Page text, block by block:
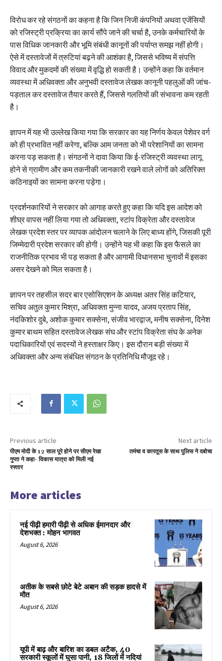
विरोध कर रहे संगठनों का कहना है कि जिन निजी कंपनियों अथवा एजेंसियों
को रजिस्ट्री प्रक्रिया का कार्य सौंपे जाने की चर्चा है, उनके कर्मचारियों के
पास विधिक जानकारी और भूमि संबंधी कानूनों की पर्याप्त समझ नहीं होगी।
ऐसे में दस्तावेजों में त्रुटियां बढ़ने की आशंका है, जिससे भविष्य में संपत्ति
विवाद और मुकदमों की संख्या में वृद्धि हो सकती है। उन्होंने कहा कि वर्तमान
व्यवस्था में अधिवक्ता और अनुभवी दस्तावेज लेखक कानूनी पहलुओं की जांच-
पड़ताल कर दस्तावेज तैयार करते हैं, जिससे गलतियों की संभावना कम रहती
है।
ज्ञापन में यह भी उल्लेख किया गया कि सरकार का यह निर्णय केवल पेशेवर वर्ग
को ही प्रभावित नहीं करेगा, बल्कि आम जनता को भी परेशानियों का सामना
करना पड़ सकता है। संगठनों ने दावा किया कि ई-रजिस्ट्री व्यवस्था लागू
होने से ग्रामीण और कम तकनीकी जानकारी रखने वाले लोगों को अतिरिक्त
कठिनाइयों का सामना करना पड़ेगा।
प्रदर्शनकारियों ने सरकार को आगाह करते हुए कहा कि यदि इस आदेश को
शीघ्र वापस नहीं लिया गया तो अधिवक्ता, स्टांप विक्रेता और दस्तावेज
लेखक प्रदेश स्तर पर व्यापक आंदोलन चलाने के लिए बाध्य होंगे, जिसकी पूरी
जिम्मेदारी प्रदेश सरकार की होगी। उन्होंने यह भी कहा कि इस फैसले का
राजनीतिक प्रभाव भी पड़ सकता है और आगामी विधानसभा चुनावों में इसका
असर देखने को मिल सकता है।
ज्ञापन पर तहसील सदर बार एसोसिएशन के अध्यक्ष अतर सिंह कटियार,
सचिव अतुल कुमार मिश्रा, अधिवक्ता मुन्ना यादव, अजय प्रताप सिंह,
नंदकिशोर दुबे, अशोक कुमार सक्सेना, संजीव भारद्वाज, मनीष सक्सेना, दिनेश
कुमार बाथम सहित दस्तावेज लेखक संघ और स्टांप विक्रेता संघ के अनेक
पदाधिकारियों एवं सदस्यों ने हस्ताक्षर किए। इस दौरान बड़ी संख्या में
अधिवक्ता और अन्य संबंधित संगठन के प्रतिनिधि मौजूद रहे।
Previous article
पीएम मोदी के 12 साल पूरे होने पर सीएम रेखा
गुप्ता ने कहा- विकास यात्रा को मिली नई
रफ्तार
Next article
तमंचा व कारतूस के साथ पुलिस ने दबोचा
More articles
नई पीढ़ी हमारी पीढ़ी से अधिक ईमानदार और
देशभक्त : मोहन भागवत
August 6, 2026
अतीक के सबसे छोटे बेटे अबान की सड़क हादसे में
मौत
August 6, 2026
यूपी में बाढ़ और बारिश का डबल अटैक, 40
सरकारी स्कूलों में घुसा पानी, 18 जिलों में नदियां